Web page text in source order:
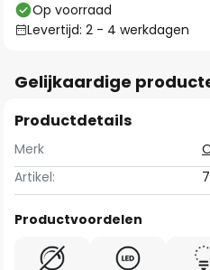
Op voorraad
Levertijd: 2 - 4 werkdagen
Gelijkaardige
Productdetails
Merk
Artikel:
Productvoordelen